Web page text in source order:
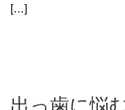
[…]
出っ歯に悩